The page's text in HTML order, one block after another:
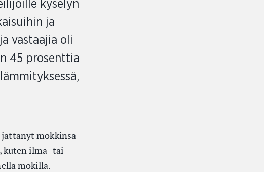
kyselyn
ja
vastaajia oli
45 prosenttia
mökkinsä
kuten ilma- tai
mökillä.